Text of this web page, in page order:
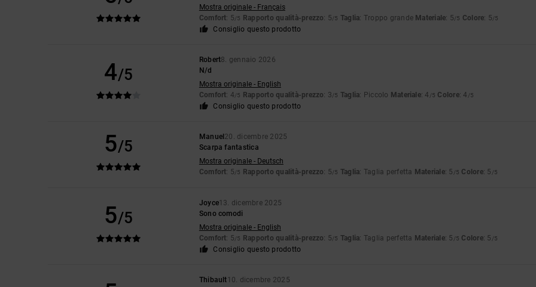
Mostra originale - Français
Comfort: 5/5 Rapporto qualità-prezzo: 5/5 Taglia: Troppo grande Materiale: 5/5 Colore: 5/5
Consiglio questo prodotto
4/5
Robert8. gennaio 2026
N/d
Mostra originale - English
Comfort: 4/5 Rapporto qualità-prezzo: 3/5 Taglia: Piccolo Materiale: 4 /5 Colore: 4 /5
Consiglio questo prodotto
5/5
Manuel 20. dicembre 2025
Scarpa fantastica
Mostra originale - Deutsch
Comfort: 5/5 Rapporto qualità-prezzo: 5/5 Taglia: Taglia perfetta Materiale: 5 /5 Colore: 5 /5
5/5
Joyce13. dicembre 2025
Sono comodi
Mostra originale - English
Comfort: 5/5 Rapporto qualità-prezzo: 5/5 Taglia: Taglia perfetta Materiale: 5 /5 Colore: 5 /5
Consiglio questo prodotto
Thibault10. dicembre 2025